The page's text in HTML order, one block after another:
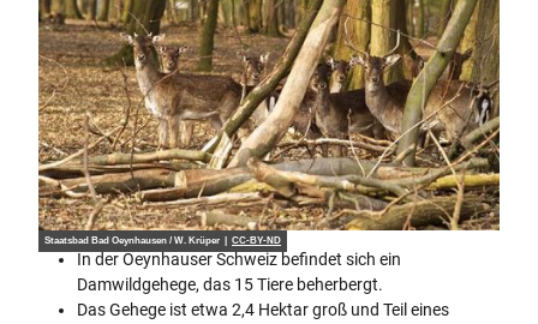
Staatsbad Bad Oeynhausen / W. Krüper | CC-BY-ND
In der Oeynhauser Schweiz befindet sich ein
Damwildgehege, das 15 Tiere beherbergt.
Das Gehege ist etwa 2,4 Hektar groß und Teil eines